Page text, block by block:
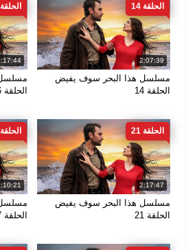
2:07:39
الحلقة 14
مسلسل هذا البحر سوف يفيض
الحلقة 14
الحلقة 6
الحلقة 6
2:17:47
الحلقة 21
مسلسل هذا البحر سوف يفيض
الحلقة 21
الحلقة 17
الحلقة 17